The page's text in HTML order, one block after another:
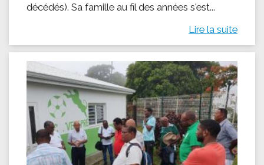
décédés). Sa famille au fil des années s'est...
Lire la suite